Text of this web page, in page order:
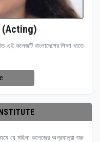
(Acting)
এই কলেজটি বাংলাদেশের শিক্ষা খাতে
যে মহিলা কলেজের অগ্রযাত্রা শুরু